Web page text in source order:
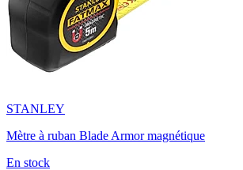
STANLEY
Mètre à ruban Blade Armor magnétique
En stock